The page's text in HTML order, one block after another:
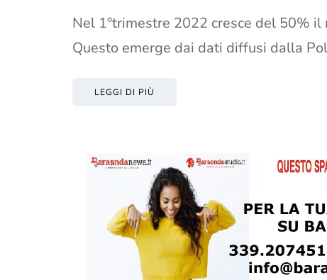
Nel 1°trimestre 2022 cresce del 50%
Questo emerge dai dati diffusi dalla
LEGGI DI PIÙ